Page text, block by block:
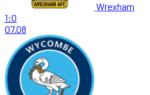
Wrexham
1:0
07.08